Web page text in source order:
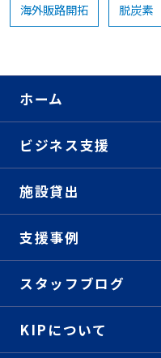
海外販路開拓 脱炭素
ホーム
ビジネス支援
施設貸出
支援事例
スタッフブログ
KIPについて